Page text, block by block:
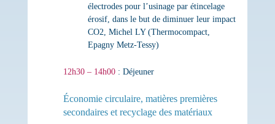
électrodes pour l’usinage par étincelage
érosif, dans le but de diminuer leur impact
CO2 Michel LY (Thermocompact,
Epagny Metz-Tessy)
12h30 – 14h00: Déjeuner
Économie circulaire, matières premières
secondaires et recyclage des matériaux